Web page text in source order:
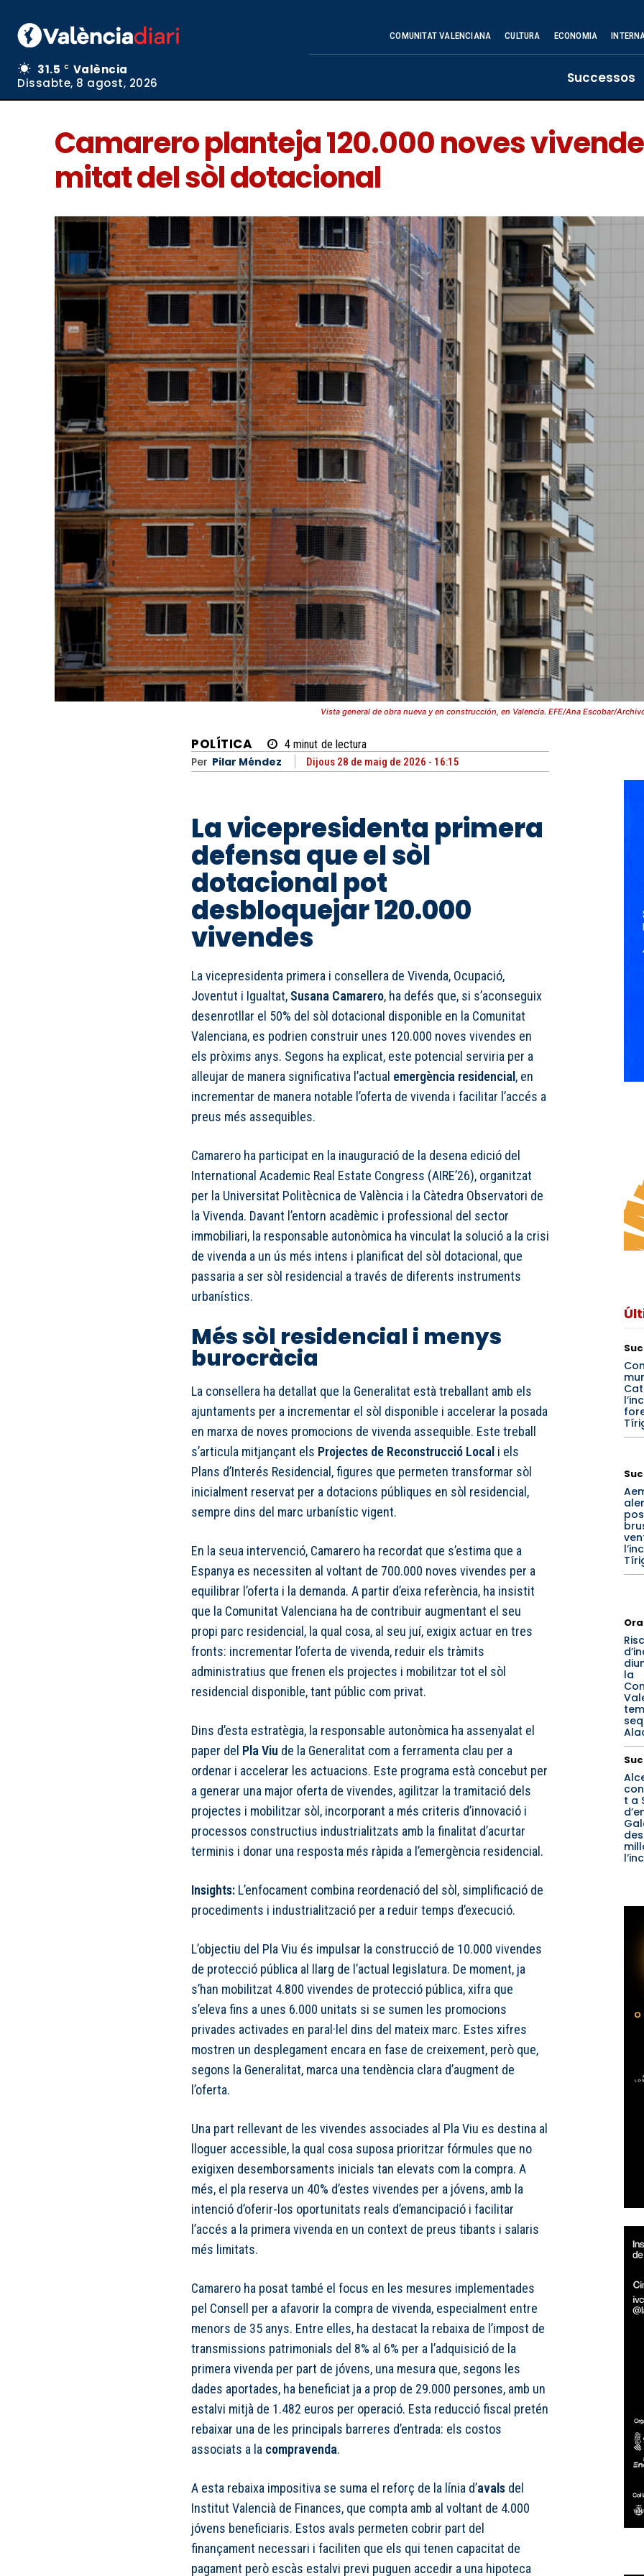
31.5 C
València
Dissabte, 8 agost, 2026
COMUNITAT VALENCIANA CULTURA ECONOMIA
Successos
Camarero planteja 120.000 noves
mitat del sòl dotacional
Vista general de obra nueva y en construcción, en Valencia. EFE/Ana Escobar/
POLÍTICA 4 minut de lectura
Per Pilar Méndez Dijous 28 de maig de 2026 - 16:15
La vicepresidenta primera
defensa que el sòl
dotacional pot
desbloquejar 120.000
vivendes
La vicepresidenta primera i consellera de Vivenda, Ocupació,
Joventut i Igualtat, Susana Camarero, ha defés que, si s’aconseguix
desenrotllar el 50% del sòl dotacional disponible en la Comunitat
Valenciana, es podrien construir unes 120.000 noves vivendes en
els pròxims anys. Segons ha explicat, este potencial serviria per a
alleujar de manera significativa l’actual emergència residencial , en
incrementar de manera notable l’oferta de vivenda i facilitar l’accés a
preus més assequibles.
Camarero ha participat en la inauguració de la desena edició del
International Academic Real Estate Congress (AIRE’26), organitzat
per la Universitat Politècnica de València i la Càtedra Observatori de
la Vivenda. Davant l’entorn acadèmic i professional del sector
immobiliari, la responsable autonòmica ha vinculat la solució a la crisi
de vivenda a un ús més intens i planificat del sòl dotacional, que
passaria a ser sòl residencial a través de diferents instruments
urbanístics.
Més sòl residencial i menys
burocràcia
La consellera ha detallat que la Generalitat està treballant amb els
ajuntaments per a incrementar el sòl disponible i accelerar la posada
en marxa de noves promocions de vivenda assequible. Este treball
s’articula mitjançant els Projectes de Reconstrucció Local i els
Plans d’Interés Residencial, figures que permeten transformar sòl
inicialment reservat per a dotacions públiques en sòl residencial,
sempre dins del marc urbanístic vigent.
En la seua intervenció, Camarero ha recordat que s’estima que a
Espanya es necessiten al voltant de 700.000 noves vivendes per a
equilibrar l’oferta i la demanda. A partir d’eixa referència, ha insistit
que la Comunitat Valenciana ha de contribuir augmentant el seu
propi parc residencial, la qual cosa, al seu juí, exigix actuar en tres
fronts: incrementar l’oferta de vivenda, reduir els tràmits
administratius que frenen els projectes i mobilitzar tot el sòl
residencial disponible, tant públic com privat.
Dins d’esta estratègia, la responsable autonòmica ha assenyalat el
paper del Pla Viu de la Generalitat com a ferramenta clau per a
ordenar i accelerar les actuacions. Este programa està concebut per
a generar una major oferta de vivendes, agilitzar la tramitació dels
projectes i mobilitzar sòl, incorporant a més criteris d’innovació i
processos constructius industrialitzats amb la finalitat d’acurtar
terminis i donar una resposta més ràpida a l’emergència residencial.
Insights: L’enfocament combina reordenació del sòl, simplificació de
procediments i industrialització per a reduir temps d’execució.
L’objectiu del Pla Viu és impulsar la construcció de 10.000 vivendes
de protecció pública al llarg de l’actual legislatura. De moment, ja
s’han mobilitzat 4.800 vivendes de protecció pública, xifra que
s’eleva fins a unes 6.000 unitats si se sumen les promocions
privades activades en paral·lel dins del mateix marc. Estes xifres
mostren un desplegament encara en fase de creixement, però que,
segons la Generalitat, marca una tendència clara d’augment de
l’oferta.
Una part rellevant de les vivendes associades al Pla Viu es destina al
lloguer accessible, la qual cosa suposa prioritzar fórmules que no
exigixen desemborsaments inicials tan elevats com la compra. A
més, el pla reserva un 40% d’estes vivendes per a jóvens, amb la
intenció d’oferir-los oportunitats reals d’emancipació i facilitar
l’accés a la primera vivenda en un context de preus tibants i salaris
més limitats.
Camarero ha posat també el focus en les mesures implementades
pel Consell per a afavorir la compra de vivenda, especialment entre
menors de 35 anys. Entre elles, ha destacat la rebaixa de l’impost de
transmissions patrimonials del 8% al 6% per a l’adquisició de la
primera vivenda per part de jóvens, una mesura que, segons les
dades aportades, ha beneficiat ja a prop de 29.000 persones, amb un
estalvi mitjà de 1.482 euros per operació. Esta reducció fiscal pretén
rebaixar una de les principals barreres d’entrada: els costos
associats a la compravenda.
A esta rebaixa impositiva se suma el reforç de la línia d’avals del
Institut Valencià de Finances, que compta amb al voltant de 4.000
jóvens beneficiaris. Estos avals permeten cobrir part del
finançament necessari i faciliten que els qui tenen capacitat de
pagament però escàs estalvi previ puguen accedir a una hipoteca
la
t a